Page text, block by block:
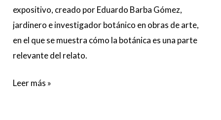
expositivo, creado por Eduardo Barba Gómez,
jardinero e investigador botánico en obras de arte,
en el que se muestra cómo la botánica es una parte
relevante del relato.
Leer más »